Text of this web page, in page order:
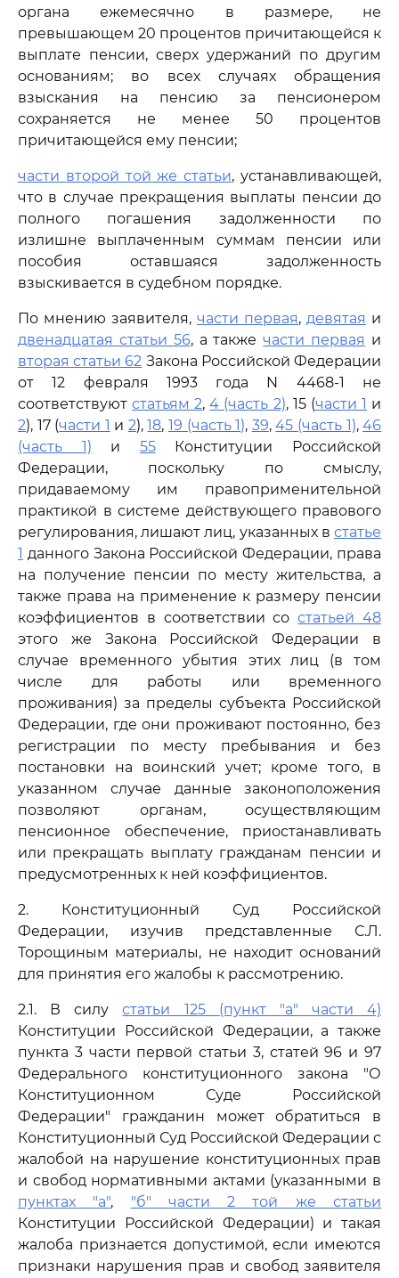
органа ежемесячно в размере, не
превышающем 20 процентов причитающейся к
выплате пенсии, сверх удержаний по другим
основаниям; во всех случаях обращения
взыскания на пенсию за пенсионером
сохраняется не менее 50 процентов
причитающейся ему пенсии;
части второй той же статьи, устанавливающей,
что в случае прекращения выплаты пенсии до
полного погашения задолженности по
излишне выплаченным суммам пенсии или
пособия оставшаяся задолженность
взыскивается в судебном порядке.
По мнению заявителя, части первая, девятая и
двенадцатая статьи 56, а такжечасти первая и
вторая статьи 62 Закона Российской Федерации
от 12 февраля 1993 года N 4468-1 не
соответствуютстатьям 2,4 (часть 2), 15 (части 1 и
2), 17 (части 1 и 2),18,19 (часть 1), 39,45 (часть 1),46
(часть 1) и 55Конституции Российской
Федерации, поскольку по смыслу,
придаваемому им правоприменительной
практикой в системе действующего правового
регулирования, лишают лиц, указанных в статье
1 данного Закона Российской Федерации, права
на получение пенсии по месту жительства, а
также права на применение к размеру пенсии
коэффициентов в соответствии состатьей 48
этого же Закона Российской Федерации в
случае временного убытия этих лиц (в том
числе для работы или временного
проживания) за пределы субъекта Российской
Федерации, где они проживают постоянно, без
регистрации по месту пребывания и без
постановки на воинский учет; кроме того, в
указанном случае данные законоположения
позволяют органам, осуществляющим
пенсионное обеспечение, приостанавливать
или прекращать выплату гражданам пенсии и
предусмотренных к ней коэффициентов.
2. Конституционный Суд Российской
Федерации, изучив представленные С.Л.
Торощиным материалы, не находит оснований
для принятия его жалобы к рассмотрению.
2.1. В силустатьи 125 (пункт "а" части 4)
Конституции Российской Федерации, а также
пункта 3 части первой статьи 3, статей 96 и 97
Федерального конституционного закона "О
Конституционном Суде Российской
Федерации" гражданин может обратиться в
Конституционный Суд Российской Федерации с
жалобой на нарушение конституционных прав
и свобод нормативными актами (указанными в
пунктах "а", "б" части 2 той же статьи
Конституции Российской Федерации) и такая
жалоба признается допустимой, если имеются
признаки нарушения прав и свобод заявителя